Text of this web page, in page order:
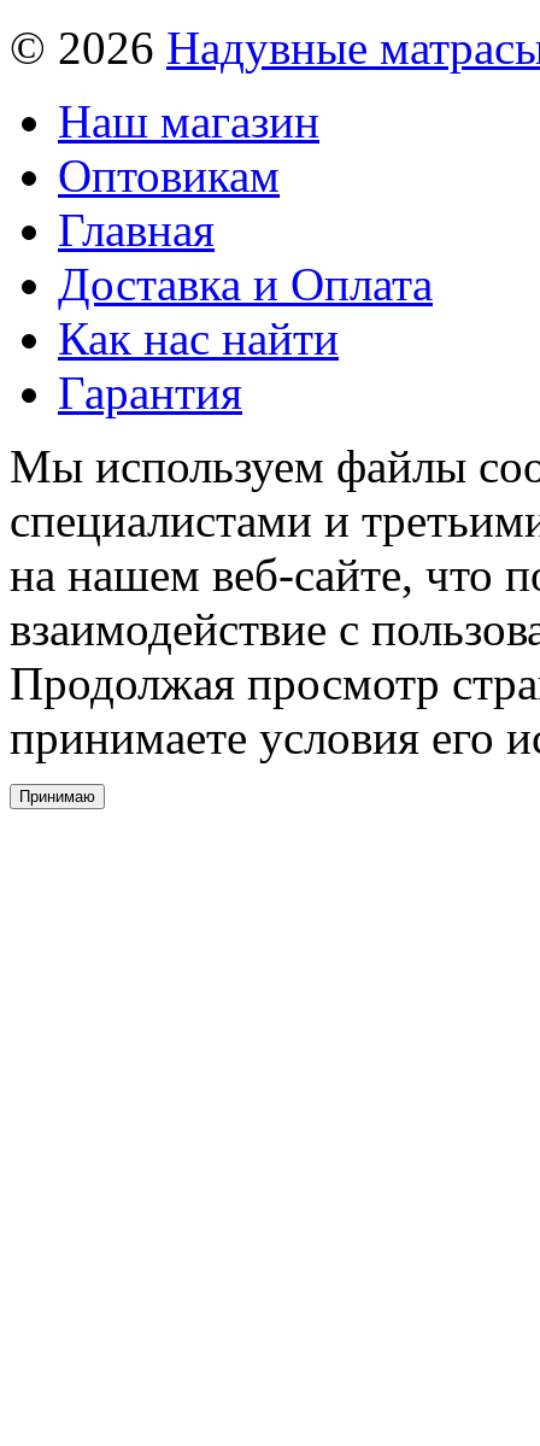
© 2026 Надувные
Наш магазин
Оптовикам
Главная
Доставка и Оплата
Как нас найти
Гарантия
Мы используем файлы
специалистами и
на нашем веб-сайте, что
взаимодействие с
Продолжая просмотр
принимаете условия его
Принимаю